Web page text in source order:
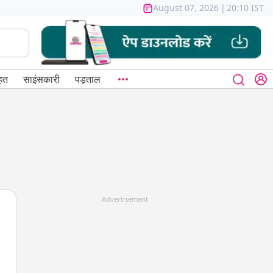
August 07, 2026 | 20:10 IST
साइंसकारी पड़ताल
Advertisement